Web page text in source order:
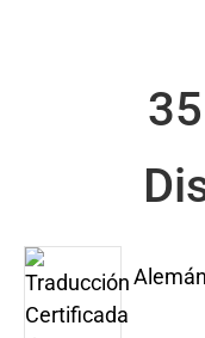
Alemán